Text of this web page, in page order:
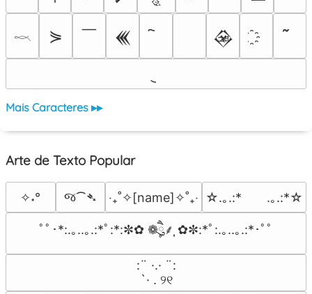
𓎖 ⋟ ￣ 𒌍 𒊲
Mais Caracteres ▸▸
Arte de Texto Popular
✧˖° જ⁀➴ ‎‧₊˚✧[name]✧˚₊‧ ☆.｡.:*　　.｡.:*☆
ﾟﾟ･*:.｡..｡.:*ﾟ:*:✼✿ ❁ཻུ۪۪⸙͎ ✿✼:*ﾟ:.｡..｡.:*･ﾟﾟ
⠀:¨ ·.· ¨:⠀
⠀ `· . ୨୧⠀